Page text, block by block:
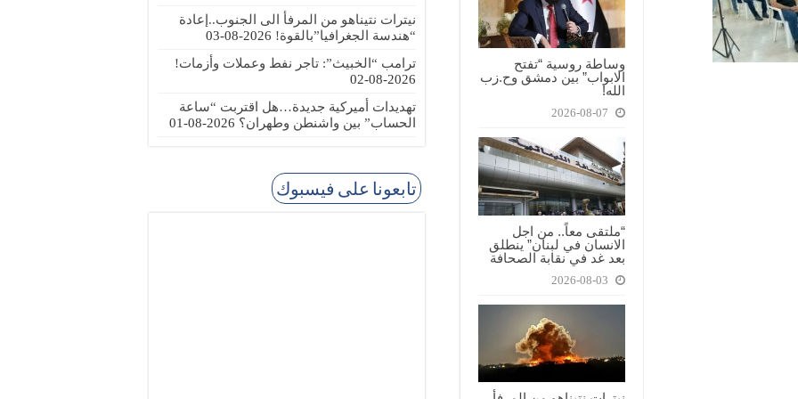
وساطة روسية “تفتح
الابواب” بين دمشق وح.زب
الله!
2026-08-07
“ملتقى معاً.. من اجل
الانسان في لبنان” ينطلق
بعد غد في نقابة الصحافة
2026-08-03
نيترات نتيناهو من المرفأ الى الجنوب..إعادة
“هندسة الجغرافيا”بالقوة! 2026-08-03
ترامب “الخبيث”: تاجر نفط وعملات وأزمات!
2026-08-02
تهديدات أميركية جديدة…هل اقتربت “ساعة
الحساب” بين واشنطن وطهران؟ 2026-08-01
تابعونا على فيسبوك